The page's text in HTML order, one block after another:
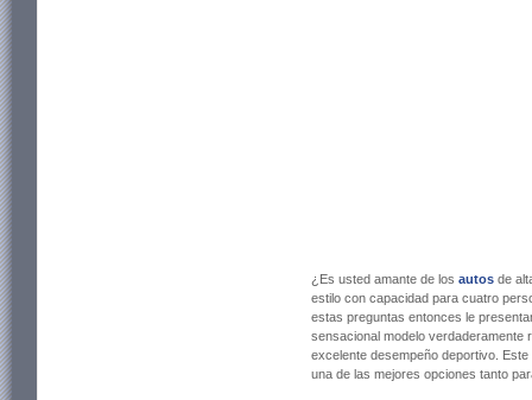
¿Es usted amante de los autos de
estilo con capacidad para cuatro
estas preguntas entonces le
sensacional modelo verdaderamente
excelente desempeño deportivo.
una de las mejores opciones tanto